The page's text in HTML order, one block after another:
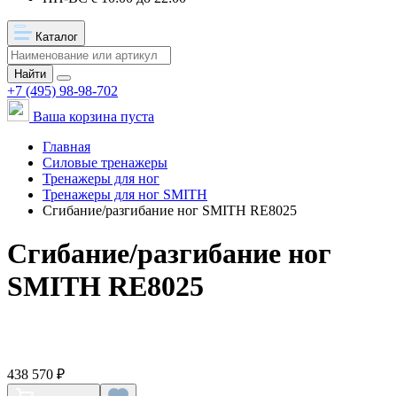
Каталог
Найти
+7 (495) 98-98-702
Ваша корзина пуста
Главная
Силовые тренажеры
Тренажеры для ног
Тренажеры для ног SMITH
Сгибание/разгибание ног SMITH RE8025
Сгибание/разгибание ног
SMITH RE8025
438 570 ₽